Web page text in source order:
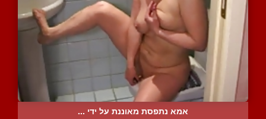
אמא נתפסת מאוננת על ידי ...